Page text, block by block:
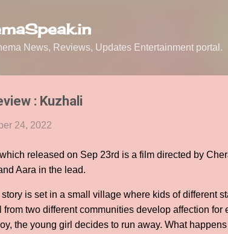
News, Reviews, Updates Entertainment portal.
: Kuzhali
24, 2022
released on Sep 23rd is a film directed by
Aara in the lead.
is set in a small village where kids of different
two different communities develop affection for
the young girl decides to run away. What